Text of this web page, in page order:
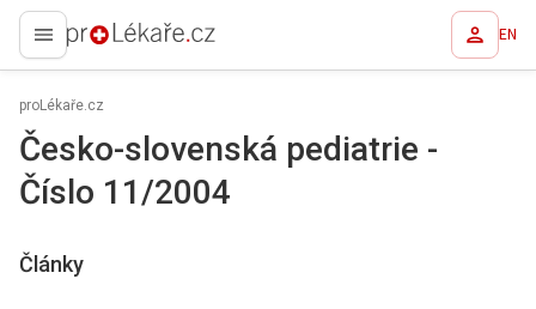
proLékaře.cz EN
proLékaře.cz
Česko-slovenská pediatrie -
Číslo 11/2004
Články